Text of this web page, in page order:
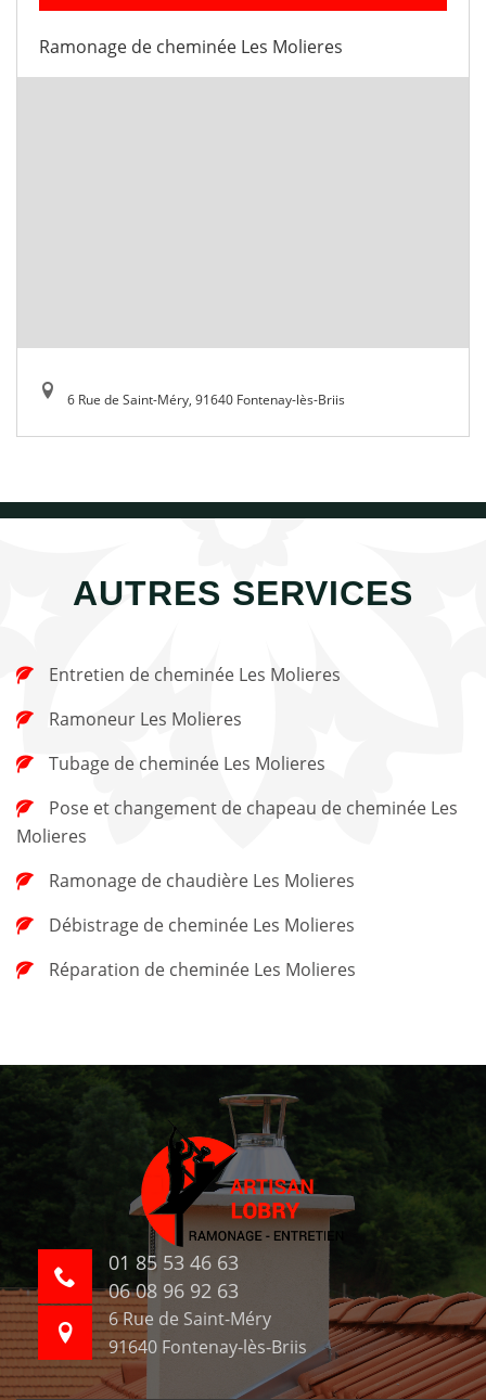
Ramonage de cheminée Les Molieres
6 Rue de Saint-Méry, 91640 Fontenay-lès-Briis
AUTRES SERVICES
Entretien de cheminée Les Molieres
Ramoneur Les Molieres
Tubage de cheminée Les Molieres
Molieres
Ramonage de chaudière Les Molieres
Débistrage de cheminée Les Molieres
Réparation de cheminée Les Molieres
01 85 53 46 63
06 08 96 92 63
6 Rue de Saint-Méry
91640 Fontenay-lès-Briis